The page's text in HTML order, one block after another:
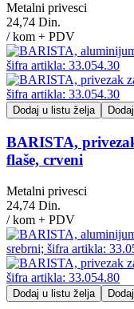
Metalni privesci
24,74 Din.
/ kom + PDV
Dodaj u listu želja
BARISTA,
flaše, crveni
Metalni privesci
24,74 Din.
/ kom + PDV
Dodaj u listu želja